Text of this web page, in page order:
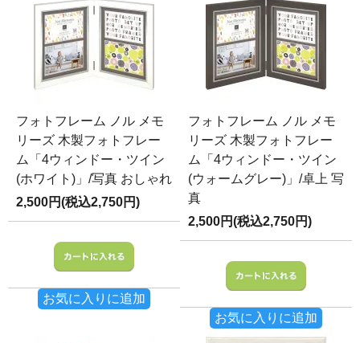
フォトフレーム ノル メモ
リーズ 木製フォトフレー
ム「4ウィンドー・ツイン
(ホワイト)」/写真 おしゃれ
2,500円(税込2,750円)
お気に入りに追加
フォトフレーム ノル メモ
リーズ 木製フォトフレー
ム「4ウィンドー・ツイン
(ウォームグレー)」/卓上 写
真
2,500円(税込2,750円)
お気に入りに追加